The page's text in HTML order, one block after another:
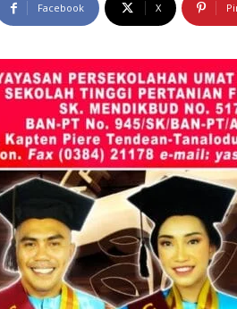
Facebook X